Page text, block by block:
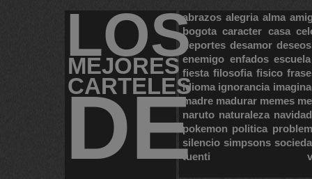
LOS
MEJORES
CARTELES
DE
abrazos alegria alma
bogota caracter casa
deportes desamor deseos
enemigo enfados escuela
fiesta filosofia fisico
idioma ignorancia
madre madurar memes
naruto naturaleza navidad
pokemon politica
silencio simpsons
tuenti